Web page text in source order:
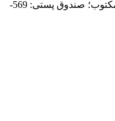
روابط عمومی مؤسسه پژوهی میراث مکتوب؛ صندوق پستی: 569-